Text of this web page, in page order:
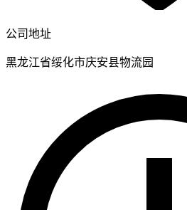
公司地址
黑龙江省绥化市庆安县物流园